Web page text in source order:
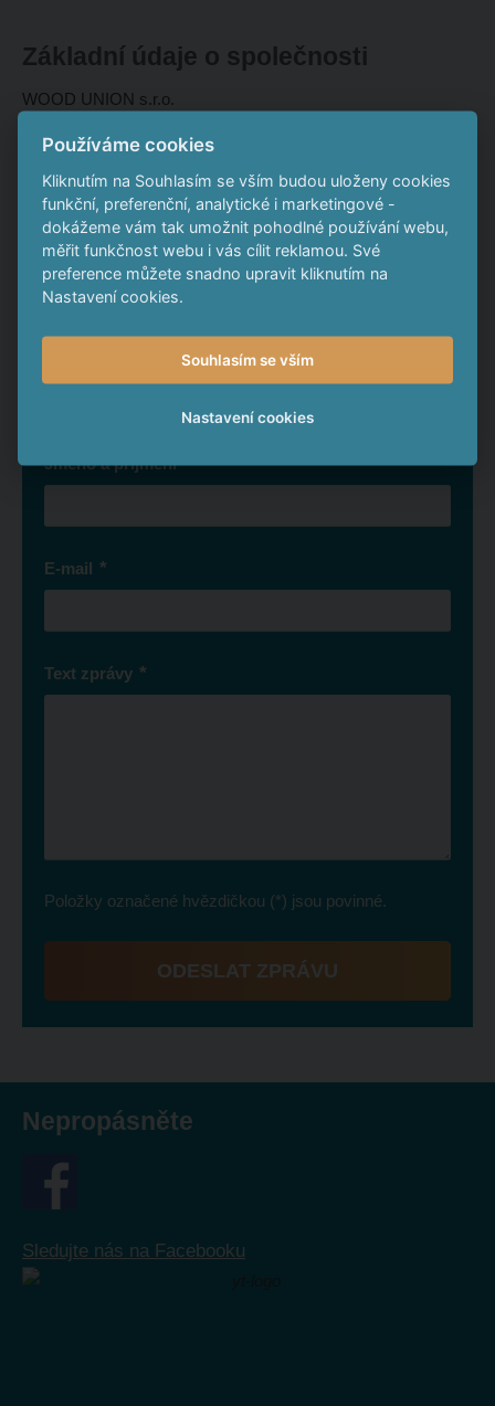
Základní údaje o společnosti
WOOD UNION s.r.o.
Základní kapitál: 200.000 Kč
Sídlo: Příkopy 1225/31, 594 01 Velké Meziříčí
E-mail:woodunion@dluhopisy.cz
Dokumenty ke stažení
Výpis z OR pdf
Napište nám
Jméno a příjmení*
E-mail *
Text zprávy *
Položky označené hvězdičkou (*) jsou povinné.
ODESLAT ZPRÁVU
Nepropásněte
Sledujte nás na Facebooku
Používáme cookies
Kliknutím na Souhlasím se vším budou uloženy cookies
funkční, preferenční, analytické i marketingové -
dokážeme vám tak umožnit pohodlné používání webu,
měřit funkčnost webu i vás cílit reklamou. Své
preference můžete snadno upravit kliknutím na
Nastavení cookies.
Souhlasím se vším
Nastavení cookies